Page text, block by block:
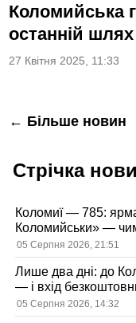
Коломийська
останній
27 Квітня 2025, 11:33
Навігація
записами
← Більше новин
Стрічка
Коломиї — 785:
Коломийськи» —
05 Серпня 2026, 21:51
Лише два дні: до
— і вхід
05 Серпня 2026, 14:32